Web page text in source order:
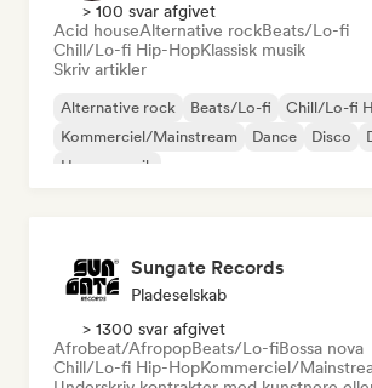
> 100 svar afgivet
Acid houseAlternative rockBeats/Lo-fi
Chill/Lo-fi Hip-HopKlassisk musik
Skriv artikler
Alternative rock Beats/Lo-fi
Chill/Lo-fi
Kommerciel/Mainstream
Dance Disco
House-musik
Sungate Records
Pladeselskab
> 1300 svar afgivet
Afrobeat/AfropopBeats/Lo-fiBossa nova
Chill/Lo-fi Hip-HopKommerciel/